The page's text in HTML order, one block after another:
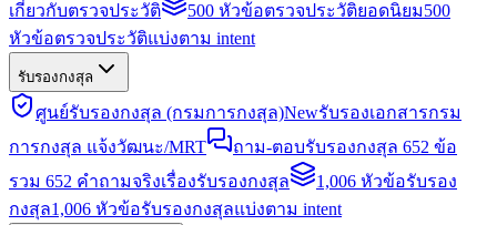
เกี่ยวกับตรวจประวัติ
500 หัวข้อตรวจประวัติยอดนิยม500
หัวข้อตรวจประวัติแบ่งตาม intent
รับรองกงสุล
ศูนย์รับรองกงสุล (กรมการกงสุล)Newรับรองเอกสารกรม
การกงสุล แจ้งวัฒนะ/MRT
ถาม-ตอบรับรองกงสุล 652 ข้อ
รวม 652 คำถามจริงเรื่องรับรองกงสุล
1,006 หัวข้อรับรอง
กงสุล1,006 หัวข้อรับรองกงสุลแบ่งตาม intent